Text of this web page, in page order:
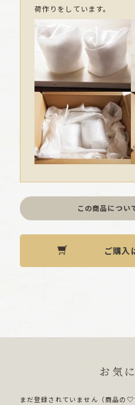
荷作りをしています。
この商品につい
ご購入
お気
まだ登録されていません（商品の